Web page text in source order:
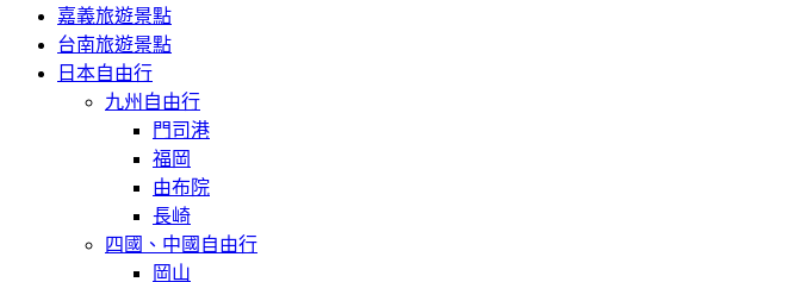
嘉義旅遊景點
台南旅遊景點
日本自由行
九州自由行
門司港
福岡
由布院
長崎
四國、中國自由行
岡山